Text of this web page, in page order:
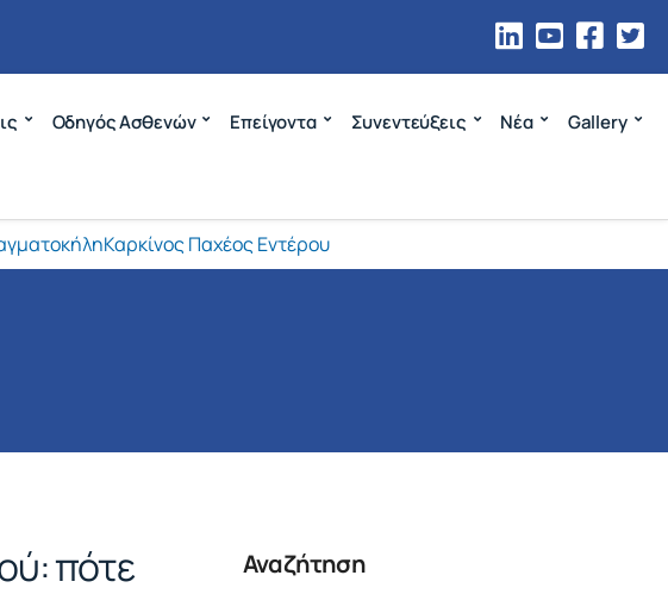
Οδηγός Ασθενών Επείγοντα Συνεντεύξεις Νέα
Gallery
Καρκίνος Παχέος Εντέρου
πότε Αναζήτηση